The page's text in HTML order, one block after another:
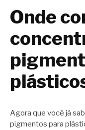
Onde
Agora que você já
pigmentos para